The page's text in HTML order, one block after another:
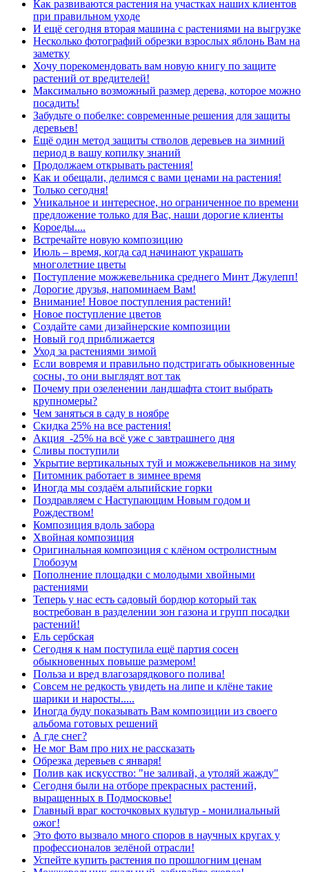
Как развиваются растения на участках наших клиентов
при правильном уходе
И ещё сегодня вторая машина с растениями на выгрузке
Несколько фотографий обрезки взрослых яблонь Вам на
заметку
Хочу порекомендовать вам новую книгу по защите
растений от вредителей!
Максимально возможный размер дерева, которое можно
посадить!
Забудьте о побелке: современные решения для защиты
деревьев!
Ещё один метод защиты стволов деревьев на зимний
период в вашу копилку знаний
Продолжаем открывать растения!
Как и обещали, делимся с вами ценами на растения!
Только сегодня!
Уникальное и интересное, но ограниченное по времени
предложение только для Вас, наши дорогие клиенты
Короеды....
Встречайте новую композицию
Июль – время, когда сад начинают украшать
многолетние цветы
Поступление можжевельника среднего Минт Джулепп!
Дорогие друзья, напоминаем Вам!
Внимание! Новое поступления растений!
Новое поступление цветов
Создайте сами дизайнерские композиции
Новый год приближается
Уход за растениями зимой
Если вовремя и правильно подстригать обыкновенные
сосны, то они выглядят вот так
Почему при озеленении ландшафта стоит выбрать
крупномеры?
Чем заняться в саду в ноябре
Скидка 25% на все растения!
Акция -25% на всё уже с завтрашнего дня
Сливы поступили
Укрытие вертикальных туй и можжевельников на зиму
Питомник работает в зимнее время
Иногда мы создаём альпийские горки
Поздравляем с Наступающим Новым годом и
Рождеством!
Композиция вдоль забора
Хвойная композиция
Оригинальная композиция с клёном остролистным
Глобозум
Пополнение площадки с молодыми хвойными
растениями
Теперь у нас есть садовый бордюр который так
востребован в разделении зон газона и групп посадки
растений!
Ель сербская
Сегодня к нам поступила ещё партия сосен
обыкновенных повыше размером!
Польза и вред влагозарядкового полива!
Совсем не редкость увидеть на липе и клёне такие
шарики и наросты.....
Иногда буду показывать Вам композиции из своего
альбома готовых решений
А где снег?
Не мог Вам про них не рассказать
Обрезка деревьев с января!
Полив как искусство: "не заливай, а утоляй жажду"
Сегодня были на отборе прекрасных растений,
выращенных в Подмосковье!
Главный враг косточковых культур - монилиальный
ожог!
Это фото вызвало много споров в научных кругах у
профессионалов зелёной отрасли!
Успейте купить растения по прошлогним ценам